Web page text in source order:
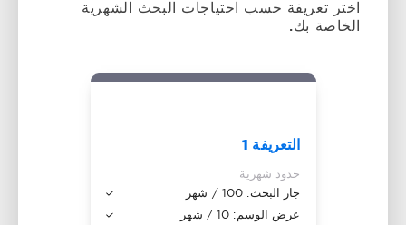
اختر تعريفة حسب احتياجات البحث الشهرية
الخاصة بك.
التعريفة 1
حدود شهرية
جار البحث: 100 / شهر
عرض الوسم: 10 / شهر